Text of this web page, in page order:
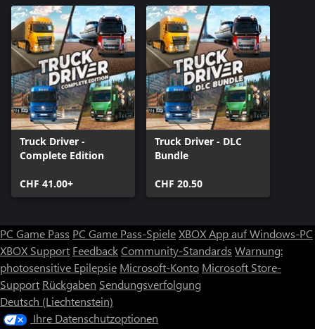
Truck Driver -
Complete Edition
CHF 41.00+
Truck Driver - DLC
Bundle
CHF 20.50
PC Game Pass PC Game Pass-SpieleXBOX App auf Windows-PC
XBOX Support FeedbackCommunity-Standards Warnung:
photosensitive Epilepsie Microsoft-Konto Microsoft Store-
Support Rückgaben Sendungsverfolgung
Deutsch (Liechtenstein)
Ihre Datenschutzoptionen